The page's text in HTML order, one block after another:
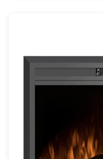
Codice articolo: ELP-10-142